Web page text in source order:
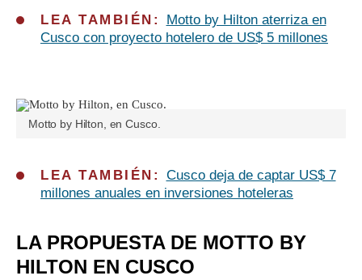
LEA TAMBIÉN:
Motto by Hilton aterriza en
Cusco con proyecto hotelero de US$ 5 millones
Motto by Hilton, en Cusco.
LEA TAMBIÉN: Cusco deja de captar US$ 7
millones anuales en inversiones hoteleras
LA PROPUESTA DE MOTTO BY
HILTON EN CUSCO